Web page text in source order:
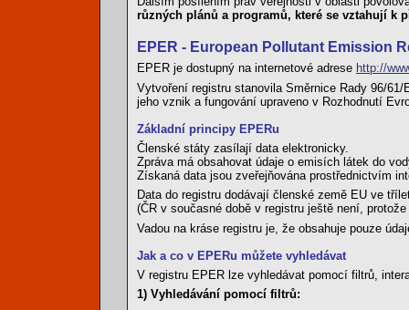
různých plánů a programů, které se vztahují k
EPER - European Pollutant Emission
EPER je dostupný na internetové adrese http://
Vytvoření registru stanovila Směrnice Rady 96/
jeho vznik a fungování upraveno v Rozhodnutí
Základní principy EPERu
Členské státy zasílají data elektronicky.
Zpráva má obsahovat údaje o emisích látek do
Získaná data jsou zveřejňována prostřednictvím
Data do registru dodávají členské země EU ve
(ČR v současné době v registru ještě není,
Vadou na kráse registru je, že obsahuje pouze
Jak a co v EPERu můžete vyhledávat
V registru EPER lze vyhledávat pomocí filtrů,
1) Vyhledávání pomocí filtrů: